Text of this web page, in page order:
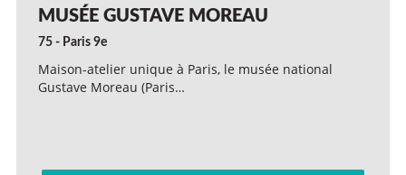
MUSÉE GUSTAVE MOREAU
75 - Paris 9e
Maison-atelier unique à Paris, le musée national
Gustave Moreau (Paris…